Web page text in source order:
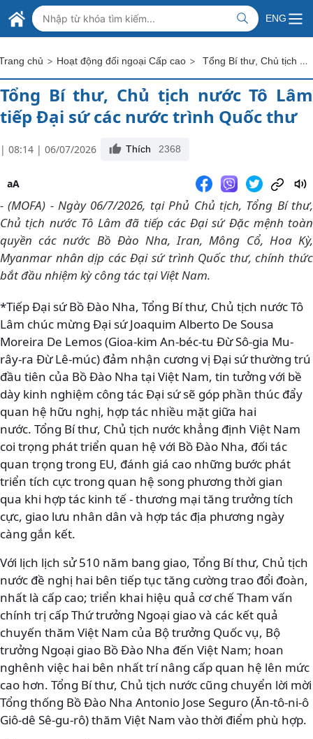
Skip to Main Content
BỘ NGOẠI GIAO VIỆT NAM
MINISTRY OF FOREIGN AFFAIRS
ENG
chủ > Hoạt động đối ngoại Cấp cao > Tổng Bí thư, Chủ tịch nước Tô Lâm tiếp Đại sứ các nước trình Quốc thư
Tổng Bí thư, Chủ tịch nước Tô Lâm
tiếp Đại sứ các nước trình Quốc thư
| 08:14 | 06/07/2026 Thích 2368
aA
- (MOFA) - Ngày 06/7/2026, tại Phủ Chủ tịch, Tổng Bí thư,
Chủ tịch nước Tô Lâm đã tiếp các Đại sứ Đặc mệnh toàn
quyền các nước Bồ Đào Nha, Iran, Mông Cổ, Hoa Kỳ,
Myanmar nhân dịp các Đại sứ trình Quốc thư, chính thức
bắt đầu nhiệm kỳ công tác tại Việt Nam.
*Tiếp Đại sứ Bồ Đào Nha, Tổng Bí thư, Chủ tịch nước Tô
Lâm chúc mừng Đại sứ Joaquim Alberto De Sousa
Moreira De Lemos (Gioa-kim An-béc-tu Đừ Sô-gia Mu-
rây-ra Đừ Lê-múc) đảm nhận cương vị Đại sứ thường trú
đầu tiên của Bồ Đào Nha tại Việt Nam, tin tưởng với bề
dày kinh nghiệm công tác Đại sứ sẽ góp phần thúc đẩy
quan hệ hữu nghị, hợp tác nhiều mặt giữa hai
nước. Tổng Bí thư, Chủ tịch nước khẳng định Việt Nam
coi trọng phát triển quan hệ với Bồ Đào Nha, đối tác
quan trọng trong EU, đánh giá cao những bước phát
triển tích cực trong quan hệ song phương thời gian
qua khi hợp tác kinh tế - thương mại tăng trưởng tích
cực, giao lưu nhân dân và hợp tác địa phương ngày
càng gắn kết.
Với lịch lịch sử 510 năm bang giao, Tổng Bí thư, Chủ tịch
nước đề nghị hai bên tiếp tục tăng cường trao đổi đoàn,
nhất là cấp cao; triển khai hiệu quả cơ chế Tham vấn
chính trị cấp Thứ trưởng Ngoại giao và các kết quả
chuyến thăm Việt Nam của Bộ trưởng Quốc vụ, Bộ
trưởng Ngoại giao Bồ Đào Nha đến Việt Nam; hoan
nghênh việc hai bên nhất trí nâng cấp quan hệ lên mức
cao hơn. Tổng Bí thư, Chủ tịch nước cũng chuyển lời mời
Tổng thống Bồ Đào Nha Antonio Jose Seguro (Ăn-tô-ni-ô
Giô-dê Sê-gu-rô) thăm Việt Nam vào thời điểm phù hợp.